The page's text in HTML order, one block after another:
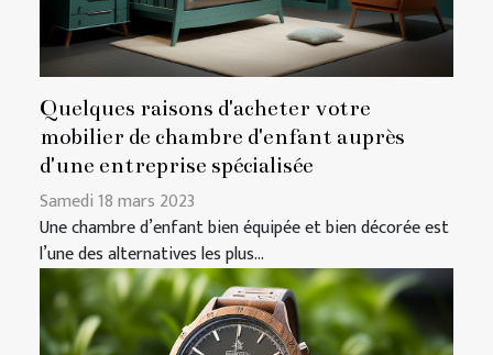
Quelques raisons d'acheter votre
mobilier de chambre d'enfant auprès
d'une entreprise spécialisée
Samedi 18 mars 2023
Une chambre d’enfant bien équipée et bien décorée est
l’une des alternatives les plus...